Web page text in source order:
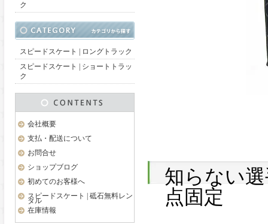
ク
スピードスケート | ロングトラック
スピードスケート | ショートトラッ
ク
会社概要
支払・配送について
お問合せ
ショップブログ
初めてのお客様へ
スピードスケート | 砥石無料レン
タル
在庫情報
知らない
点固定